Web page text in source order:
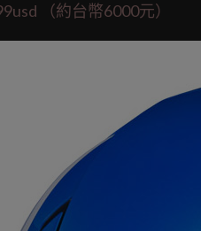
（約台幣6000元）